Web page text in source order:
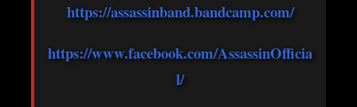
https://assassinband.bandcamp.com/
https://www.facebook.com/AssassinOfficia
l/